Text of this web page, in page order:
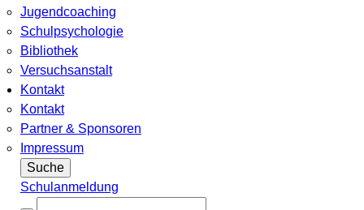
Jugendcoaching
Schulpsychologie
Bibliothek
Versuchsanstalt
Kontakt
Kontakt
Partner & Sponsoren
Impressum
Suche
Schulanmeldung